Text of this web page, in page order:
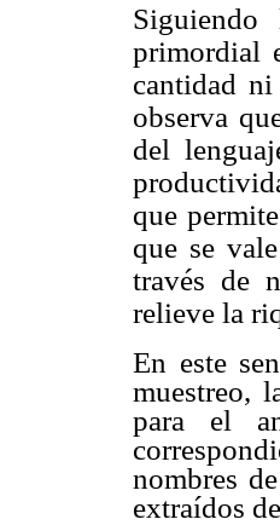
primordial
cantidad ni
observa
del
que
que se
través de
relieve la
En este
muestreo,
para el
nombres
extraídos